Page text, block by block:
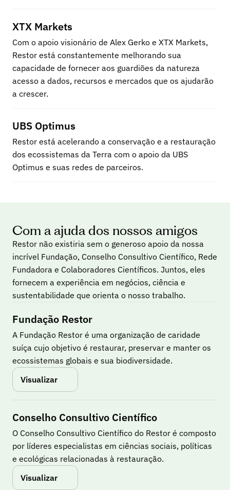
XTX Markets
Com o apoio visionário de Alex Gerko e XTX Markets,
Restor está constantemente melhorando sua
capacidade de fornecer aos guardiões da natureza
acesso a dados, recursos e mercados que os ajudarão
a crescer.
UBS Optimus
Restor está acelerando a conservação e a restauração
dos ecossistemas da Terra com o apoio da UBS
Optimus e suas redes de parceiros.
Com a ajuda dos nossos amigos
Restor não existiria sem o generoso apoio da nossa
incrível Fundação, Conselho Consultivo Científico, Rede
Fundadora e Colaboradores Científicos. Juntos, eles
fornecem a experiência em negócios, ciência e
sustentabilidade que orienta o nosso trabalho.
Fundação Restor
A Fundação Restor é uma organização de caridade
suíça cujo objetivo é restaurar, preservar e manter os
ecossistemas globais e sua biodiversidade.
Visualizar
Conselho Consultivo Científico
O Conselho Consultivo Científico do Restor é composto
por líderes especialistas em ciências sociais, políticas
e ecológicas relacionadas à restauração.
Visualizar